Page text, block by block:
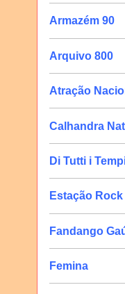
Armazém 90
Arquivo 800
Atração
Calhandra
Di Tutti i
Estação
Fandango
Femina